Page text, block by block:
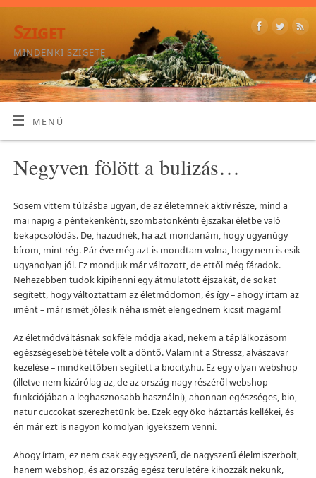
Sziget
MINDENKI SZIGETE
MENÜ
Negyven fölött a bulizás…
Sosem vittem túlzásba ugyan, de az életemnek aktív része, mind a
mai napig a péntekenkénti, szombatonkénti éjszakai életbe való
bekapcsolódás. De, hazudnék, ha azt mondanám, hogy ugyanúgy
bírom, mint rég. Pár éve még azt is mondtam volna, hogy nem is esik
ugyanolyan jól. Ez mondjuk már változott, de ettől még fáradok.
Nehezebben tudok kipihenni egy átmulatott éjszakát, de sokat
segített, hogy változtattam az életmódomon, és így – ahogy írtam az
imént – már ismét jólesik néha ismét elengednem kicsit magam!
Az életmódváltásnak sokféle módja akad, nekem a táplálkozásom
egészségesebbé tétele volt a döntő. Valamint a Stressz, alvászavar
kezelése – mindkettőben segített a biocity.hu. Ez egy olyan webshop
(illetve nem kizárólag az, de az ország nagy részéről webshop
funkciójában a leghasznosabb használni), ahonnan egészséges, bio,
natur cuccokat szerezhetünk be. Ezek egy öko háztartás kellékei, és
én már ezt is nagyon komolyan igyekszem venni.
Ahogy írtam, ez nem csak egy egyszerű, de nagyszerű élelmiszerbolt,
hanem webshop, és az ország egész területére kihozzák nekünk,